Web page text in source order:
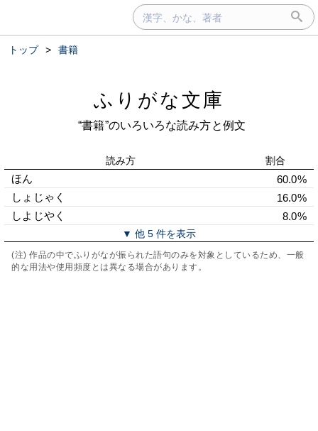
トップ > 書籍
ふりがな文庫
“書籍”のいろいろな読み方と例文
読み方 割合
ほん
60.0%
しょじゃく
16.0%
しよじやく
8.0%
▼ 他 5 件を表示
(注) 作品の中でふりがなが振られた語句のみを対象としているため、一般
的な用法や使用頻度とは異なる場合があります。